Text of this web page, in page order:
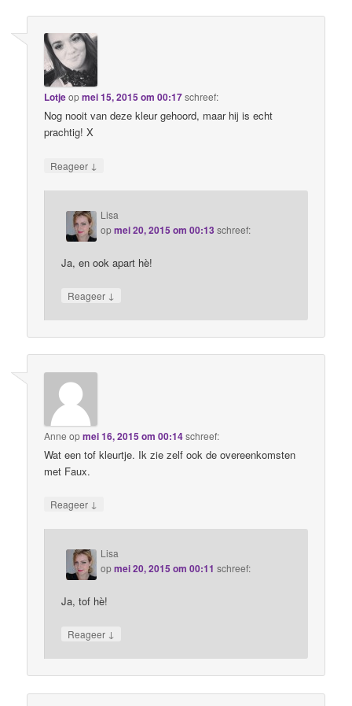
Lotjeopmei 15, 2015 om 00:17schreef:
Nog nooit van deze kleur gehoord, maar hij is echt
prachtig! X
Reageer ↓
Lisa
opmei 20, 2015 om 00:13 schreef:
Ja, en ook apart hè!
Reageer ↓
Anne opmei 16, 2015 om 00:14schreef:
Wat een tof kleurtje. Ik zie zelf ook de overeenkomsten
met Faux.
Reageer ↓
Lisa
opmei 20, 2015 om 00:11 schreef:
Ja, tof hè!
Reageer ↓